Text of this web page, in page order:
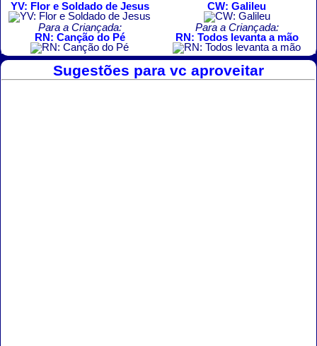
YV: Flor e Soldado de Jesus
CW: Galileu
Para a Criançada:
RN: Canção do Pé
Para a Criançada:
RN: Todos levanta a mão
Sugestões para vc aproveitar